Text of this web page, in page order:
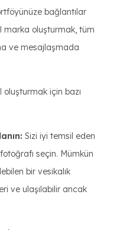
bağlantılar
marka oluşturmak, tüm
ve mesajlaşmada
için bazı
Sizi iyi temsil eden
seçin. Mümkün
bir vesikalık
ve ulaşılabilir ancak